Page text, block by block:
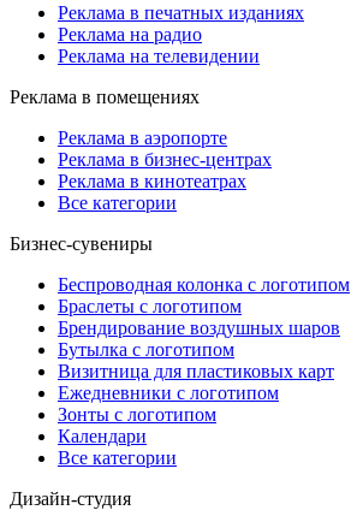
Реклама в печатных изданиях
Реклама на радио
Реклама на телевидении
Реклама в помещениях
Реклама в аэропорте
Реклама в бизнес-центрах
Реклама в кинотеатрах
Все категории
Бизнес-сувениры
Беспроводная колонка с логотипом
Браслеты с логотипом
Брендирование воздушных шаров
Бутылка с логотипом
Визитница для пластиковых карт
Ежедневники с логотипом
Зонты с логотипом
Календари
Все категории
Дизайн-студия